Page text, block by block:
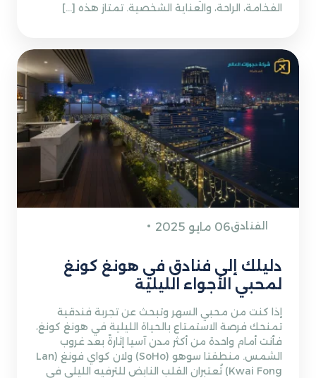
الفخامة، الراحة، والعناية الشخصية. تمتاز هذه […]
الفنادق06 مايو 2025
دليلك إلى فنادق في هونغ كونغ
لمحبي الأجواء الليلية
إذا كنت من محبي السهر وتبحث عن تجربة فندقية
تمنحك فرصة الاستمتاع بالحياة الليلية في هونغ كونغ،
فأنت أمام واحدة من أكثر مدن آسيا إثارةً بعد غروب
الشمس. منطقتا سوهو (SoHo) ولان كواي فونغ (Lan
Kwai Fong) تُعتبران القلب النابض للترفيه الليلي في